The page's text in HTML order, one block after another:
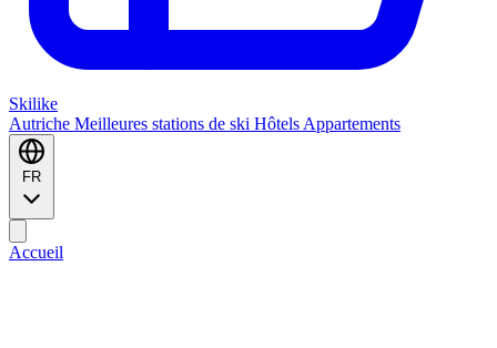
Skilike
Autriche Meilleures stations de ski Hôtels Appartements
FR
Accueil